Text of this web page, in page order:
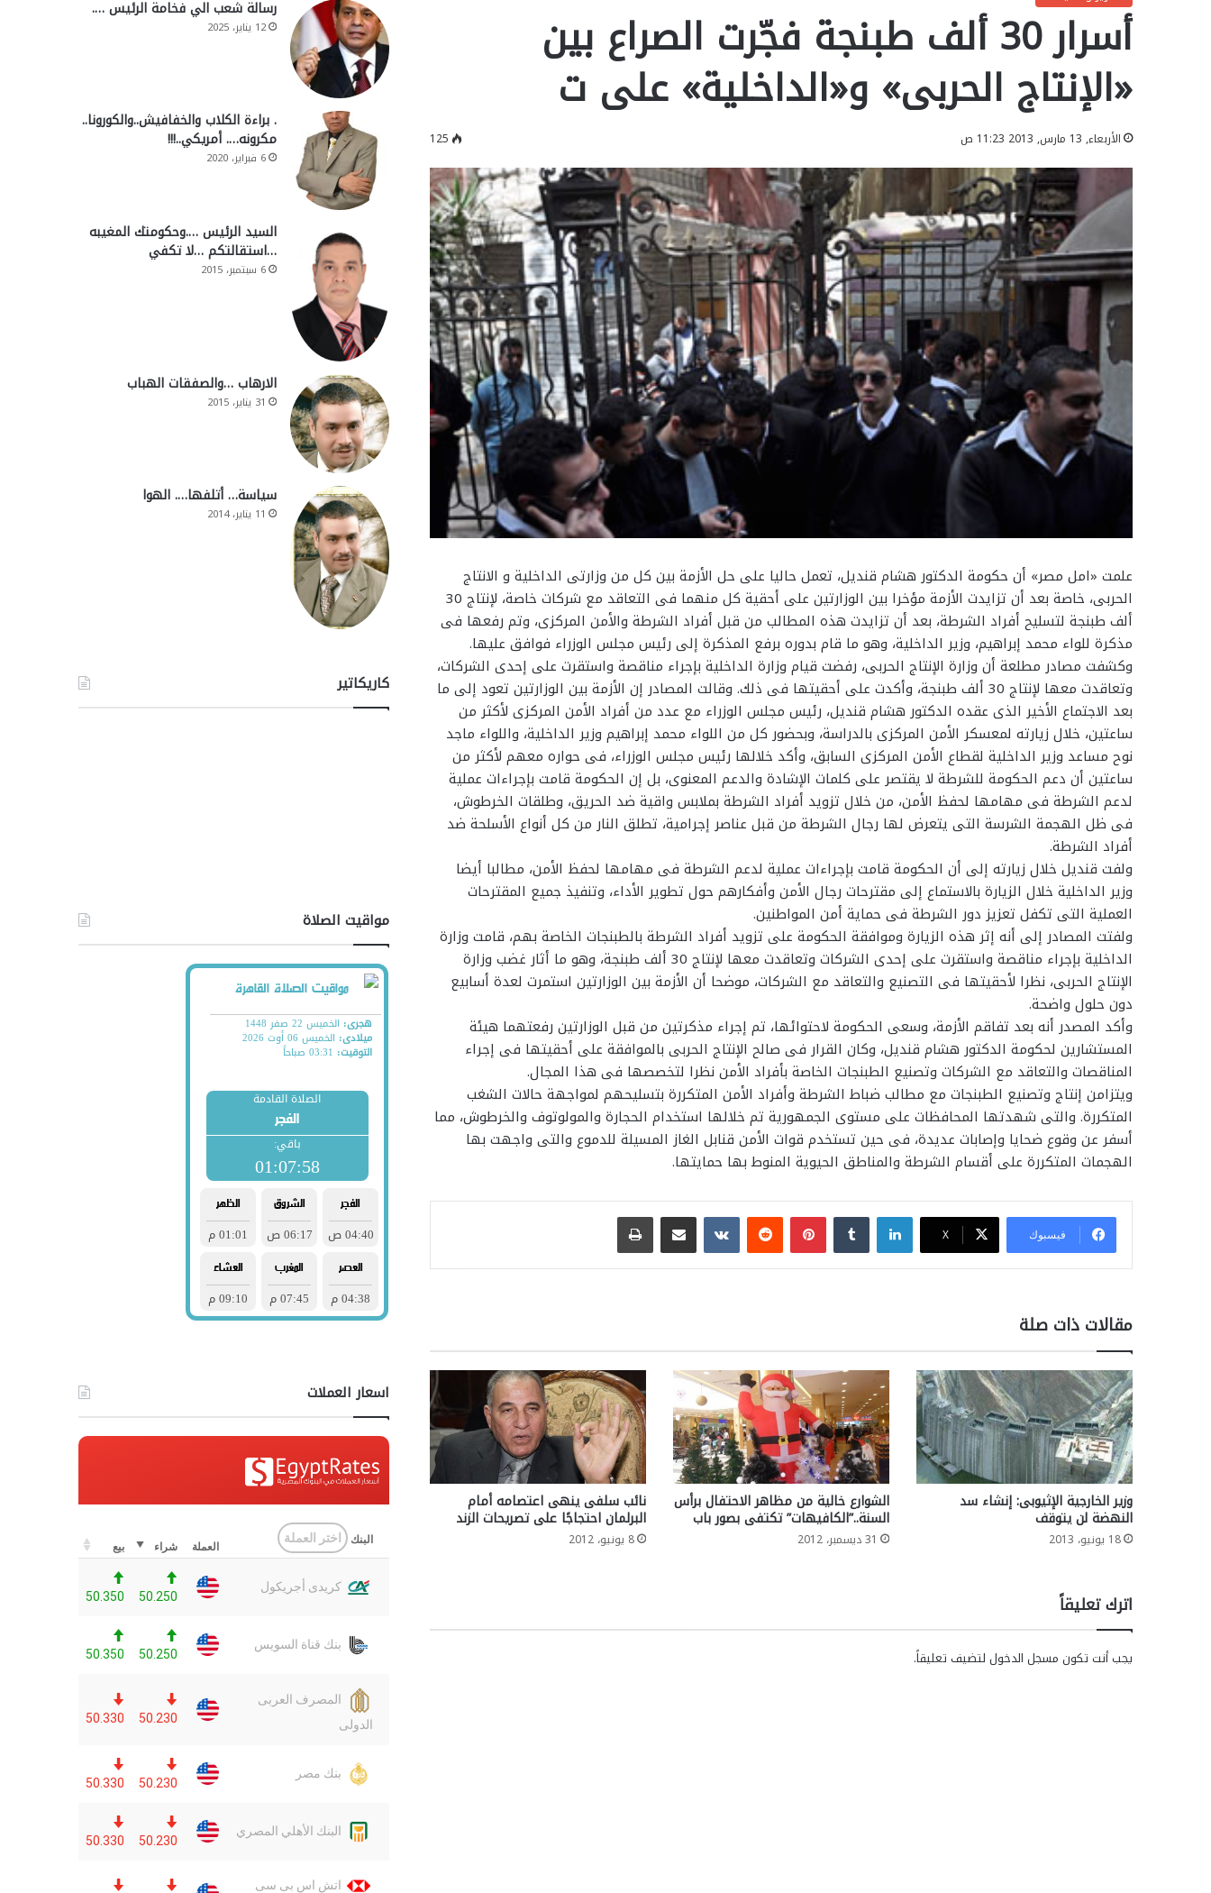
أسرار 30 ألف طبنجة فجّرت الصراع بين
«الإنتاج الحربى» و«الداخلية» على ت
الأربعاء, 13 مارس, 2013 11:23 ص 125
علمت «امل مصر» أن حكومة الدكتور هشام قنديل، تعمل حاليا على حل الأزمة بين كل من وزارتى الداخلية و الانتاج
الحربى، خاصة بعد أن تزايدت الأزمة مؤخرا بين الوزارتين على أحقية كل منهما فى التعاقد مع شركات خاصة، لإنتاج 30
ألف طبنجة لتسليح أفراد الشرطة، بعد أن تزايدت هذه المطالب من قبل أفراد الشرطة والأمن المركزى، وتم رفعها فى
مذكرة للواء محمد إبراهيم، وزير الداخلية، وهو ما قام بدوره برفع المذكرة إلى رئيس مجلس الوزراء فوافق عليها.
وكشفت مصادر مطلعة أن وزارة الإنتاج الحربى، رفضت قيام وزارة الداخلية بإجراء مناقصة واستقرت على إحدى الشركات،
وتعاقدت معها لإنتاج 30 ألف طبنجة، وأكدت على أحقيتها فى ذلك. وقالت المصادر إن الأزمة بين الوزارتين تعود إلى ما
بعد الاجتماع الأخير الذى عقده الدكتور هشام قنديل، رئيس مجلس الوزراء مع عدد من أفراد الأمن المركزى لأكثر من
ساعتين، خلال زيارته لمعسكر الأمن المركزى بالدراسة، وبحضور كل من اللواء محمد إبراهيم وزير الداخلية، واللواء ماجد
نوح مساعد وزير الداخلية لقطاع الأمن المركزى السابق، وأكد خلالها رئيس مجلس الوزراء، فى حواره معهم لأكثر من
ساعتين أن دعم الحكومة للشرطة لا يقتصر على كلمات الإشادة والدعم المعنوى، بل إن الحكومة قامت بإجراءات عملية
لدعم الشرطة فى مهامها لحفظ الأمن، من خلال تزويد أفراد الشرطة بملابس واقية ضد الحريق، وطلقات الخرطوش،
فى ظل الهجمة الشرسة التى يتعرض لها رجال الشرطة من قبل عناصر إجرامية، تطلق النار من كل أنواع الأسلحة ضد
أفراد الشرطة.
ولفت قنديل خلال زيارته إلى أن الحكومة قامت بإجراءات عملية لدعم الشرطة فى مهامها لحفظ الأمن، مطالبا أيضا
وزير الداخلية خلال الزيارة بالاستماع إلى مقترحات رجال الأمن وأفكارهم حول تطوير الأداء، وتنفيذ جميع المقترحات
العملية التى تكفل تعزيز دور الشرطة فى حماية أمن المواطنين.
ولفتت المصادر إلى أنه إثر هذه الزيارة وموافقة الحكومة على تزويد أفراد الشرطة بالطبنجات الخاصة بهم، قامت وزارة
الداخلية بإجراء مناقصة واستقرت على إحدى الشركات وتعاقدت معها لإنتاج 30 ألف طبنجة، وهو ما أثار غضب وزارة
الإنتاج الحربى، نظرا لأحقيتها فى التصنيع والتعاقد مع الشركات، موضحا أن الأزمة بين الوزارتين استمرت لعدة أسابيع
دون حلول واضحة.
وأكد المصدر أنه بعد تفاقم الأزمة، وسعى الحكومة لاحتوائها، تم إجراء مذكرتين من قبل الوزارتين رفعتهما هيئة
المستشارين لحكومة الدكتور هشام قنديل، وكان القرار فى صالح الإنتاج الحربى بالموافقة على أحقيتها فى إجراء
المناقصات والتعاقد مع الشركات وتصنيع الطبنجات الخاصة بأفراد الأمن نظرا لتخصصها فى هذا المجال.
ويتزامن إنتاج وتصنيع الطبنجات مع مطالب ضباط الشرطة وأفراد الأمن المتكررة بتسليحهم لمواجهة حالات الشغب
المتكررة. والتى شهدتها المحافظات على مستوى الجمهورية تم خلالها استخدام الحجارة والمولوتوف والخرطوش، مما
أسفر عن وقوع ضحايا وإصابات عديدة، فى حين تستخدم قوات الأمن قنابل الغاز المسيلة للدموع والتى واجهت بها
الهجمات المتكررة على أقسام الشرطة والمناطق الحيوية المنوط بها حمايتها.
فيسبوك ‫X
لينكدإن بينتيريست مشاركة عبر البريد طباعة
مقالات ذات صلة
وزير الخارجية الإثيوبى: إنشاء سد
النهضة لن يتوقف
18 يونيو، 2013
الشوارع خالية من مظاهر الاحتفال برأس
السنة..”الكافيهات” تكتفى بصور باب
31 ديسمبر، 2012
نائب سلفى ينهى اعتصامه أمام
البرلمان احتجاجًا على تصريحات الزند
8 يونيو، 2012
اترك تعليقاً
يجب أنت تكون مسجل الدخول لتضيف تعليقاً.
رسالة شعب الي فخامة الرئيس ….
12 يناير، 2025
. براءة الكلاب والخفافيش..والكورونا..
مكرونه…. أمريكي..!!!
6 فبراير، 2020
السيد الرئيس ….وحكومتك المغيبه
…استقالتكم …لا تكفي
6 سبتمبر، 2015
الارهاب …والصفقات الهباب
31 يناير، 2015
سياسة… أتلفها…. الهوا
11 يناير، 2014
كاريكاتير
مواقيت الصلاة
اسعار العملات